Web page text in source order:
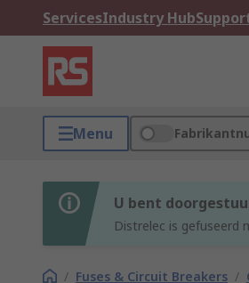
ServicesIndustry Hub
Menu
U bent
Distrelec is gefuseerd
/ Fuses & Circuit Breakers /